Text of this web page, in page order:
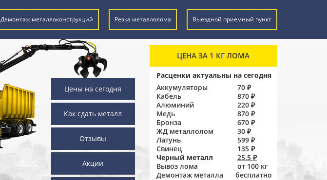
Демонтаж металлоконструкций Резка металлолома Выездной приемный пункт
ЦЕНА ЗА 1 КГ ЛОМА
Расценки актуальны на сегодня
Аккумуляторы
70 ₽
Кабель
870 ₽
Алюминий
220 ₽
Медь
870 ₽
Бронза
670 ₽
ЖД металлолом
30 ₽
Латунь
599 ₽
Свинец
135 ₽
Черный металл
25.5 ₽
Вывоз лома
от 100 кг
Демонтаж металла
бесплатно
Цены на сегодня
Как сдать металл
Отзывы
Акции